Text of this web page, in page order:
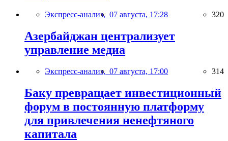
Экспресс-анализ, 07 августа, 17:28 320
Азербайджан централизует
управление медиа
Экспресс-анализ, 07 августа, 17:00 314
Баку превращает инвестиционный
форум в постоянную платформу
для привлечения ненефтяного
капитала